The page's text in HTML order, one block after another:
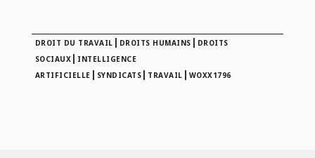
DROIT DU TRAVAIL | DROITS HUMAINS | DROITS
SOCIAUX | INTELLIGENCE
ARTIFICIELLE | SYNDICATS | TRAVAIL | WOXX1796